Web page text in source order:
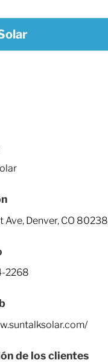
Ave, Denver, CO 80238
2268
de los clientes